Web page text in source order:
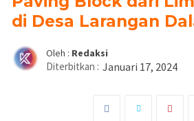
di Desa Larangan
Oleh : Redaksi
Diterbitkan : Januari 17, 2024